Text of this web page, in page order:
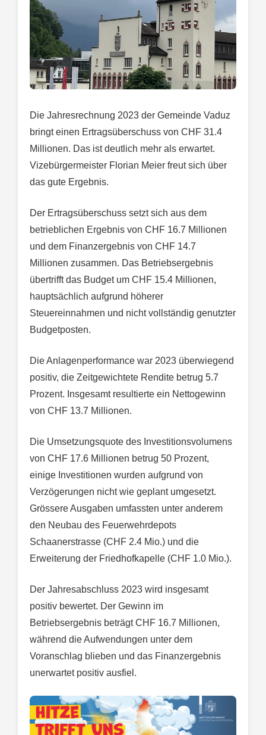
Die Jahresrechnung 2023 der Gemeinde Vaduz
bringt einen Ertragsüberschuss von CHF 31.4
Millionen. Das ist deutlich mehr als erwartet.
Vizebürgermeister Florian Meier freut sich über
das gute Ergebnis.
Der Ertragsüberschuss setzt sich aus dem
betrieblichen Ergebnis von CHF 16.7 Millionen
und dem Finanzergebnis von CHF 14.7
Millionen zusammen. Das Betriebsergebnis
übertrifft das Budget um CHF 15.4 Millionen,
hauptsächlich aufgrund höherer
Steuereinnahmen und nicht vollständig genutzter
Budgetposten.
Die Anlagenperformance war 2023 überwiegend
positiv, die Zeitgewichtete Rendite betrug 5.7
Prozent. Insgesamt resultierte ein Nettogewinn
von CHF 13.7 Millionen.
Die Umsetzungsquote des Investitionsvolumens
von CHF 17.6 Millionen betrug 50 Prozent,
einige Investitionen wurden aufgrund von
Verzögerungen nicht wie geplant umgesetzt.
Grössere Ausgaben umfassten unter anderem
den Neubau des Feuerwehrdepots
Schaanerstrasse (CHF 2.4 Mio.) und die
Erweiterung der Friedhofkapelle (CHF 1.0 Mio.).
Der Jahresabschluss 2023 wird insgesamt
positiv bewertet. Der Gewinn im
Betriebsergebnis beträgt CHF 16.7 Millionen,
während die Aufwendungen unter dem
Voranschlag blieben und das Finanzergebnis
unerwartet positiv ausfiel.